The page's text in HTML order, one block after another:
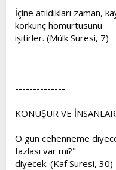
İçine atıldıkları zaman,
korkunç homurtusunu
işitirler. (Mülk Suresi, 7)
--------------
KONUŞUR VE
O gün cehenneme
fazlası var mı?"
diyecek. (Kaf Suresi, 30)